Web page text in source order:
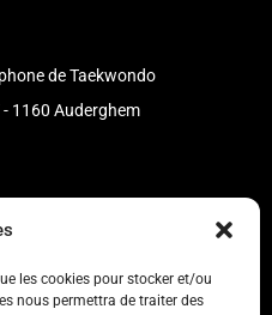
les cookies pour stocker et/ou
nous permettra de traiter des
de Taekwondo
- 1160 Auderghem